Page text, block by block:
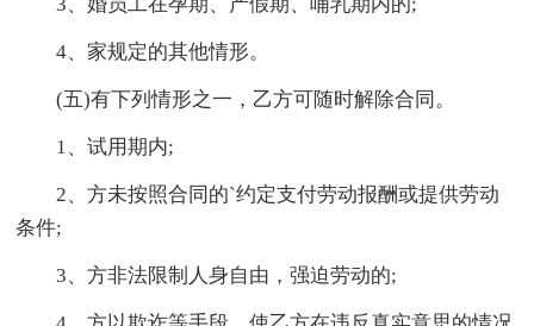
4、家规定的其他情形。
(五)有下列情形之一，乙方可随时解除合同。
1、试用期内;
2、方未按照合同的`约定支付劳动报酬或提供劳动
条件;
3、方非法限制人身自由，强迫劳动的;